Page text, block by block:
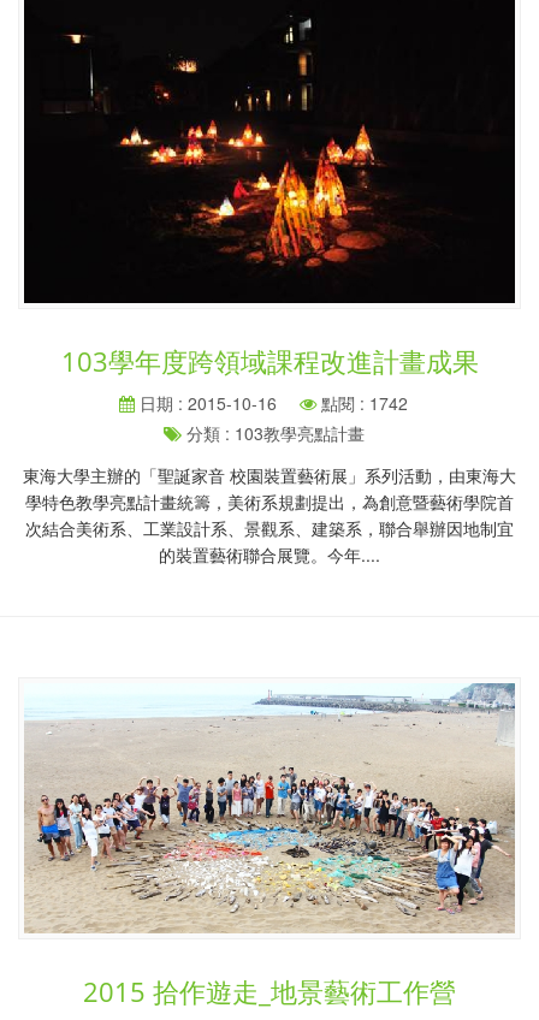
103學年度跨領域課程改進計畫成果
日期 : 2015-10-16
點閱 : 1742
分類 : 103教學亮點計畫
東海大學主辦的「聖誕家音 校園裝置藝術展」系列活動，由東海大
學特色教學亮點計畫統籌，美術系規劃提出，為創意暨藝術學院首
次結合美術系、工業設計系、景觀系、建築系，聯合舉辦因地制宜
的裝置藝術聯合展覽。今年....
2015 拾作遊走_地景藝術工作營